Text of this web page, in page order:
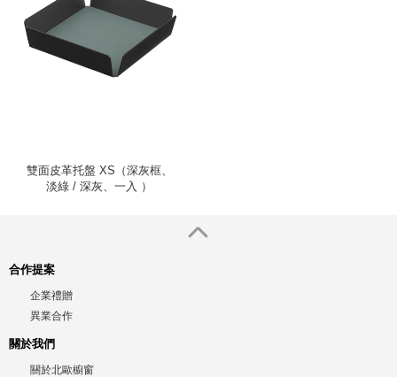
雙面皮革托盤 XS（深灰框、
淡綠 / 深灰、一入 ）
合作提案
企業禮贈
異業合作
關於我們
關於北歐櫥窗